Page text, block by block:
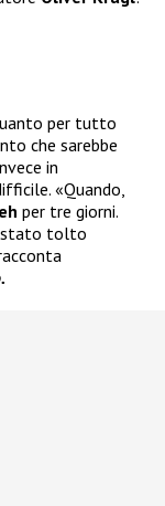
per tutto
che sarebbe
in
«Quando,
per tre giorni.
stato tolto